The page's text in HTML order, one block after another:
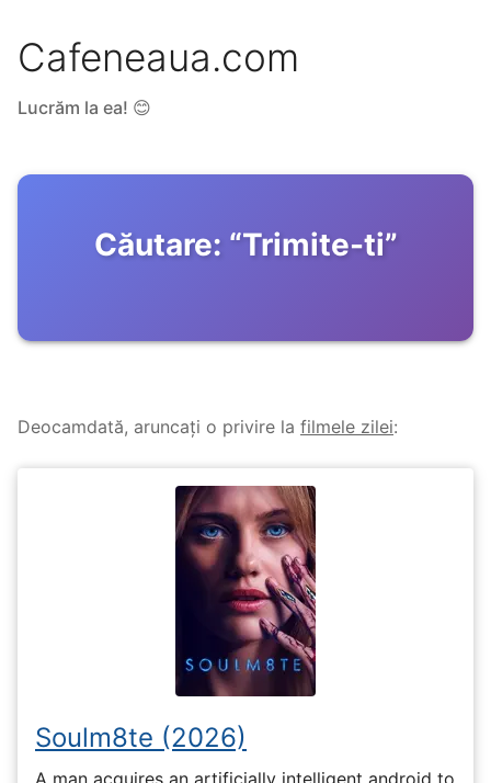
Cafeneaua.com
Lucrăm la ea! 😊
Căutare: “Trimite-ti”
Deocamdată, aruncați o privire la filmele zilei:
Soulm8te (2026)
A man acquires an artificially intelligent android to